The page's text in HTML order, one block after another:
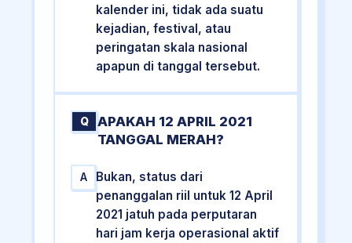
kalender ini, tidak ada suatu
kejadian, festival, atau
peringatan skala nasional
apapun di tanggal tersebut.
Q
APAKAH 12 APRIL 2021
TANGGAL MERAH?
A
Bukan, status dari
penanggalan riil untuk 12 April
2021 jatuh pada perputaran
hari jam kerja operasional aktif